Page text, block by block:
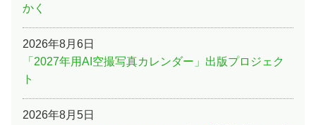
かく
2026年8月6日
「2027年用AI空撮写真カレンダー」出版プロジェク
ト
2026年8月5日